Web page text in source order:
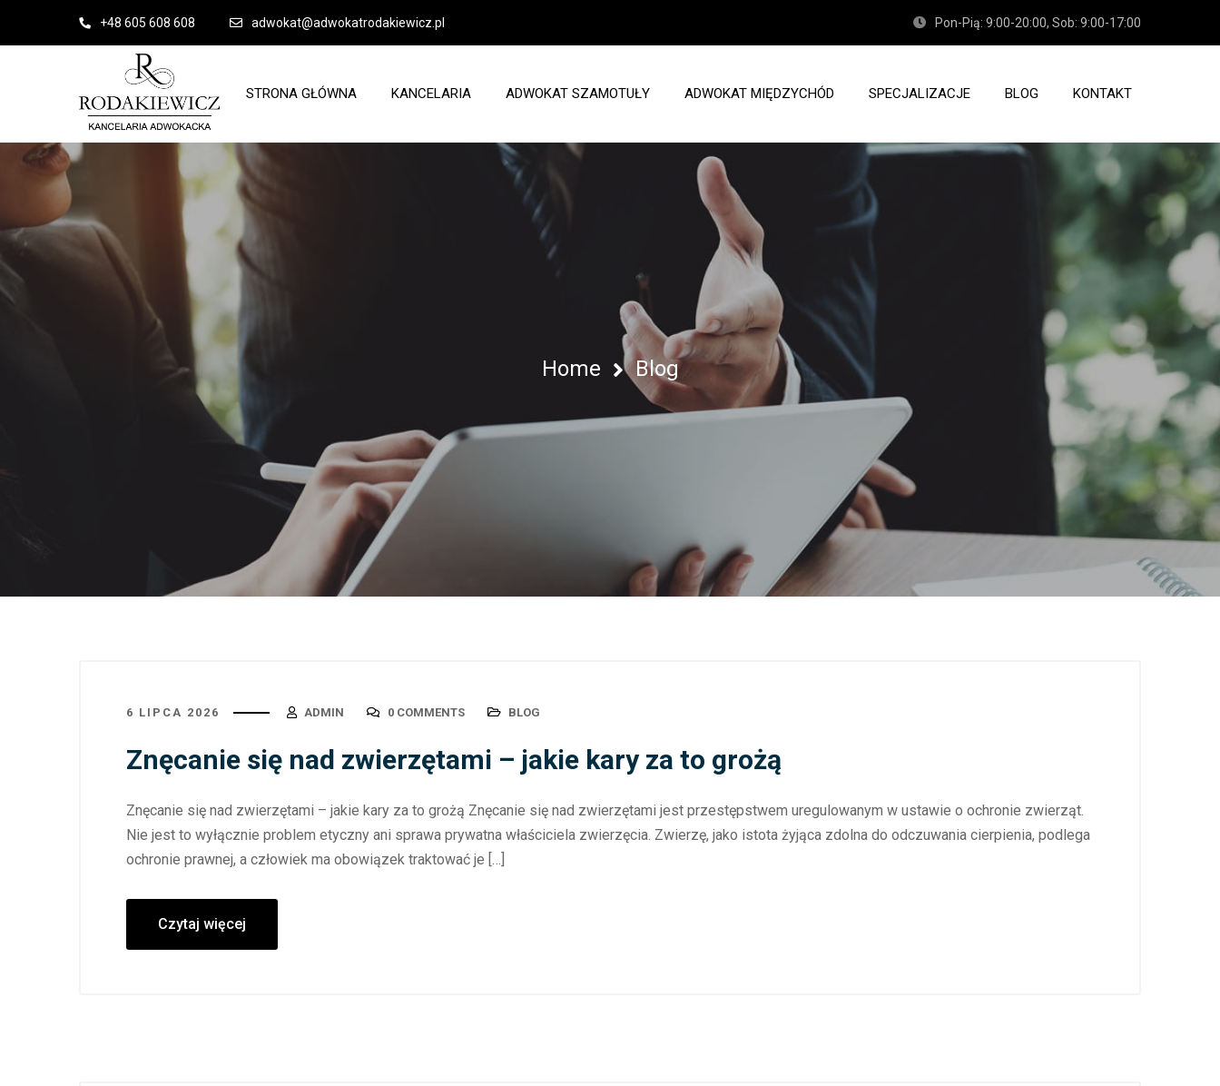
+48 605 608 608 adwokat@adwokatrodakiewicz.pl Pon-Pią: 9:00-20:00, Sob: 9:00-17:00
STRONA GŁÓWNA KANCELARIA ADWOKAT SZAMOTUŁY ADWOKAT MIĘDZYCHÓD SPECJALIZACJE BLOG KONTAKT
Home Blog
6 LIPCA 2026 ADMIN 0 COMMENTS BLOG
Znęcanie się nad zwierzętami – jakie kary za to grożą
Znęcanie się nad zwierzętami – jakie kary za to grożą Znęcanie się nad zwierzętami jest przestępstwem uregulowanym w ustawie o ochronie zwierząt.
Nie jest to wyłącznie problem etyczny ani sprawa prywatna właściciela zwierzęcia. Zwierzę, jako istota żyjąca zdolna do odczuwania cierpienia, podlega
ochronie prawnej, a człowiek ma obowiązek traktować je […]
Czytaj więcej